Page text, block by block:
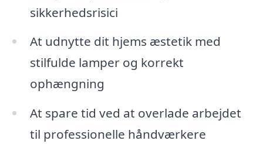
sikkerhedsrisici
At udnytte dit hjems æstetik med
stilfulde lamper og korrekt
ophængning
At spare tid ved at overlade arbejdet
til professionelle håndværkere